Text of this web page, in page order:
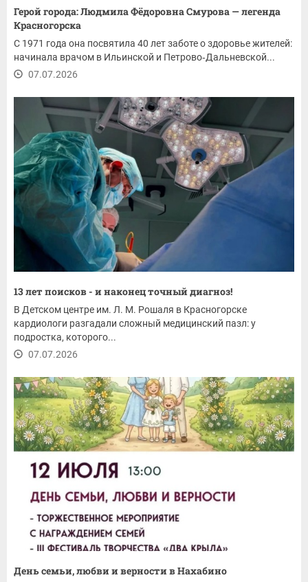
Герой города: Людмила Фёдоровна Смурова — легенда
Красногорска
С 1971 года она посвятила 40 лет заботе о здоровье жителей:
начинала врачом в Ильинской и Петрово‑Дальневской...
07.07.2026
13 лет поисков - и наконец точный диагноз!
В Детском центре им. Л. М. Рошаля в Красногорске
кардиологи разгадали сложный медицинский пазл: у
подростка, которого...
07.07.2026
День семьи, любви и верности в Нахабино